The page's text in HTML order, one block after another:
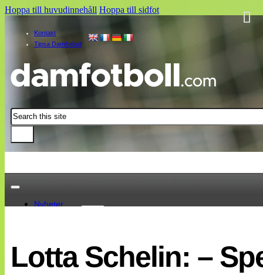
Hoppa till huvudinnehåll Hoppa till sidfot
Kontakt
Tipsa Damfotboll
Sök
Nyheter
Landslaget
EM 2013
Internationellt
Lotta Schelin: –